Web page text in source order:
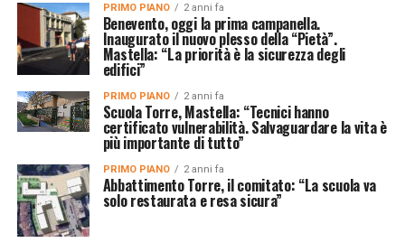
PRIMO PIANO 2 anni fa
Benevento, oggi la prima campanella.
Inaugurato il nuovo plesso della “Pietà”.
Mastella: “La priorità è la sicurezza degli
edifici”
PRIMO PIANO 2 anni fa
Scuola Torre, Mastella: “Tecnici hanno
certificato vulnerabilità. Salvaguardare la vita è
più importante di tutto”
PRIMO PIANO 2 anni fa
Abbattimento Torre, il comitato: “La scuola va
solo restaurata e resa sicura”